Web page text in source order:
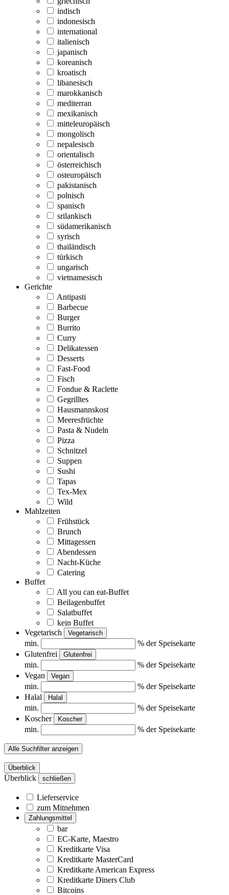
indisch
indonesisch
international
italienisch
japanisch
koreanisch
kroatisch
libanesisch
marokkanisch
mediterran
mexikanisch
mitteleuropäisch
mongolisch
nepalesisch
orientalisch
österreichisch
osteuropäisch
pakistanisch
polnisch
spanisch
srilankisch
südamerikanisch
syrisch
thailändisch
türkisch
ungarisch
vietnamesisch
Gerichte
Antipasti
Barbecue
Burger
Burrito
Curry
Delikatessen
Desserts
Fast-Food
Fisch
Fondue & Raclette
Gegrilltes
Hausmannskost
Meeresfrüchte
Pasta & Nudeln
Pizza
Schnitzel
Suppen
Sushi
Tapas
Tex-Mex
Wild
Mahlzeiten
Frühstück
Brunch
Mittagessen
Abendessen
Nacht-Küche
Catering
Buffet
All you can eat-Buffet
Beilagenbuffet
Salatbuffet
kein Buffet
Vegetarisch
Vegetarisch
min.
% der Speisekarte
Glutenfrei
Glutenfrei
min.
% der Speisekarte
Vegan
Vegan
min.
% der Speisekarte
Halal
Halal
min.
% der Speisekarte
Koscher
Koscher
min. % der Speisekarte
Alle Suchfilter anzeigen
Überblick
Überblick schließen
Lieferservice
zum Mitnehmen
Zahlungsmittel
bar
EC-Karte, Maestro
Kreditkarte Visa
Kreditkarte MasterCard
Kreditkarte American Express
Kreditkarte Diners Club
Bitcoins